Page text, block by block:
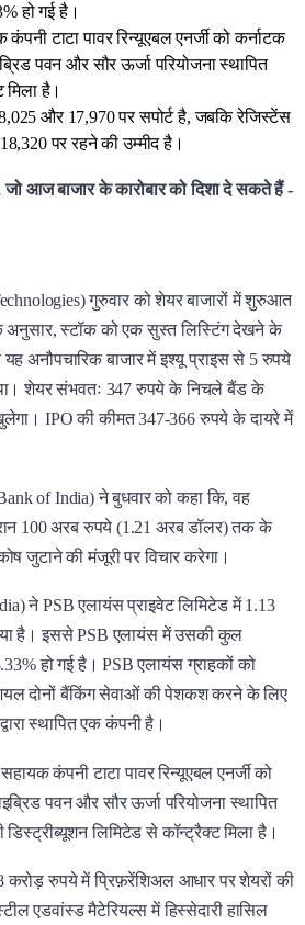
हो गई है।
कंपनी टाटा पावर रिन्यूएबल एनर्जी को कर्नाटक
पवन और सौर ऊर्जा परियोजना स्थापित
है।
और 17,970 पर सपोर्ट है, जबकि रेजिस्टेंस
पर रहने की उम्मीद है।
आज बाजार के कारोबार को दिशा दे सकते हैं -
गुरुवार को शेयर बाजारों में शुरुआत
अनुसार, स्टॉक को एक सुस्त लिस्टिंग देखने के
यह अनौपचारिक बाजार में इश्यू प्राइस से 5 रुपये
था। शेयर संभवतः 347 रुपये के निचले बैंड के
IPO की कीमत 347-366 रुपये के दायरे में
of India) ने बुधवार को कहा कि, वह
100 अरब रुपये (1.21 अरब डॉलर) तक के
जुटाने की मंजूरी पर विचार करेगा।
ने PSB एलायंस प्राइवेट लिमिटेड में 1.13
है। इससे PSB एलायंस में उसकी कुल
हो गई है। PSB एलायंस ग्राहकों को
दोनों बैंकिंग सेवाओं की पेशकश करने के लिए
स्थापित एक कंपनी है।
कंपनी टाटा पावर रिन्यूएबल एनर्जी को
पवन और सौर ऊर्जा परियोजना स्थापित
डिस्ट्रीब्यूशन लिमिटेड से कॉन्ट्रैक्ट मिला है।
करोड़ रुपये में प्रिफ़रेंशिअल आधार पर शेयरों की
एडवांस्ड मैटेरियल्स में हिस्सेदारी हासिल